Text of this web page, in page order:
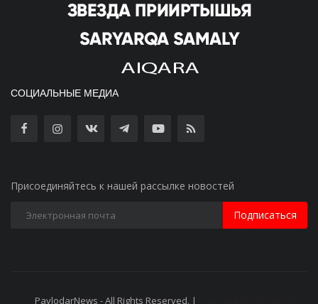
СОЦИАЛЬНЫЕ МЕДИА
Присоединяйтесь к нашей рассылке новостей
Подписаться
PavlodarNews - All Rights Reserved. |